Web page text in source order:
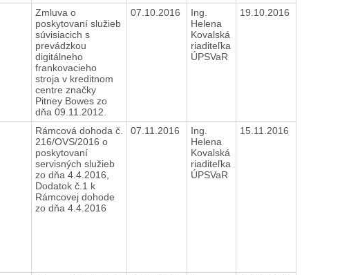
Zmluva o
poskytovaní služieb
súvisiacich s
prevádzkou
digitálneho
frankovacieho
stroja v kreditnom
centre značky
Pitney Bowes zo
dňa 09.11.2012.
07.10.2016
Ing.
Helena
Kovalská
riaditeľka
ÚPSVaR
19.10.2016
Rámcová dohoda č.
216/OVS/2016 o
poskytovaní
servisných služieb
zo dňa 4.4.2016,
Dodatok č.1 k
Rámcovej dohode
zo dňa 4.4.2016
07.11.2016
Ing.
Helena
Kovalská
riaditeľka
ÚPSVaR
15.11.2016